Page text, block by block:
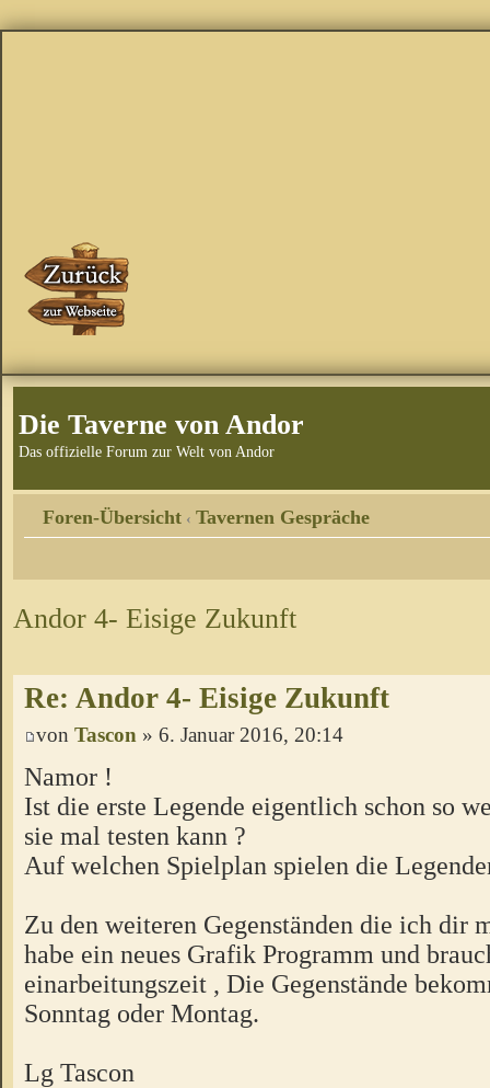
Die Taverne von Andor
Das offizielle Forum zur Welt von Andor
Foren-Übersicht ‹ Tavernen Gespräche
Andor 4- Eisige Zukunft
Re: Andor 4- Eisige Zukunft
von Tascon » 6. Januar 2016, 20:14
Namor !
Ist die erste Legende eigentlich schon so
sie mal testen kann ?
Auf welchen Spielplan spielen die
Zu den weiteren Gegenständen die ich dir
habe ein neues Grafik Programm und
einarbeitungszeit , Die Gegenstände
Sonntag oder Montag.
Lg Tascon